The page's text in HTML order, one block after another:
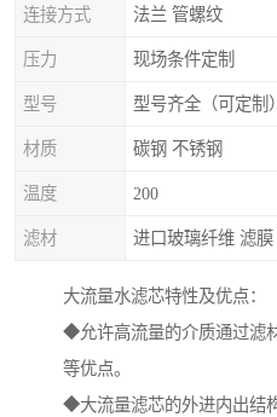
连接方式 法兰 管螺纹
压力 现场条件定制
型号 型号齐全（可定制）
材质 碳钢 不锈钢
温度 200
滤材 进口玻璃纤维 滤膜
大流量水滤芯特性及优点：
◆允许高流量的介质通过滤
等优点。
◆大流量滤芯的外进内出结